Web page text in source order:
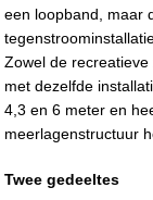
een loopband, maar
Zowel de
met dezelfde
4,3 en 6 meter en
meerlagenstructuur
Twee gedeeltes